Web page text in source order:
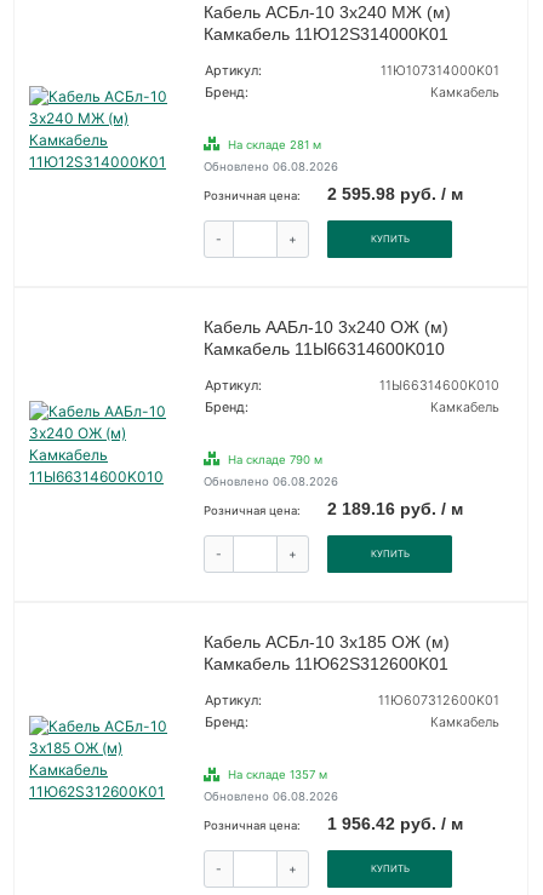
Кабель АСБл-10 3х240 МЖ (м)
Камкабель 11Ю12S314000K01
Артикул:
11Ю107314000K01
Бренд:
Камкабель
На складе 281 м
Обновлено 06.08.2026
Розничная цена: 2 595.98 руб. / м
- + КУПИТЬ
Кабель ААБл-10 3х240 ОЖ (м)
Камкабель 11Ы66314600K010
Артикул:
11Ы66314600K010
Бренд:
Камкабель
На складе 790 м
Обновлено 06.08.2026
Розничная цена: 2 189.16 руб. / м
- + КУПИТЬ
Кабель АСБл-10 3х185 ОЖ (м)
Камкабель 11Ю62S312600K01
Артикул:
11Ю607312600K01
Бренд:
Камкабель
На складе 1357 м
Обновлено 06.08.2026
Розничная цена: 1 956.42 руб. / м
- + КУПИТЬ